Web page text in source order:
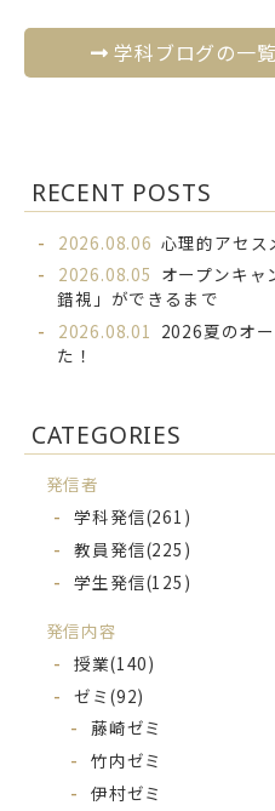
学科ブログの一
RECENT POSTS
2026.08.06 心理的アセス
2026.08.05 オープンキャ
錯視」ができるまで
2026.08.01 2026夏のオ
た！
CATEGORIES
発信者
学科発信(261)
教員発信(225)
学生発信(125)
発信内容
授業(140)
ゼミ(92)
藤崎ゼミ
竹内ゼミ
伊村ゼミ